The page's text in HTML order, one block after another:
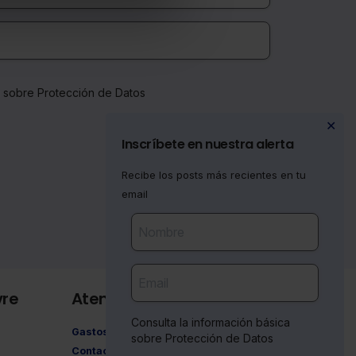
sobre Protección de Datos
✕
Inscríbete en nuestra alerta
Recibe los posts más recientes en tu
email
Consulta la información básica
sobre Protección de Datos
Atención al cliente
Gastos de envío
Contacto